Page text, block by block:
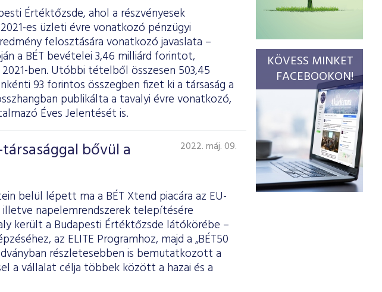
Értéktőzsde, ahol a részvényesek
es üzleti évre vonatkozó pénzügyi
felosztására vonatkozó javaslata –
a BÉT bevételei 3,46 milliárd forintot,
ben. Utóbbi tételből összesen 503,45
93 forintos összegben fizet ki a társaság a
publikálta a tavalyi évre vonatkozó,
Éves Jelentését is.
bővül a
2022. máj. 09.
belül lépett ma a BÉT Xtend piacára az EU-
napelemrendszerek telepítésére
került a Budapesti Értéktőzsde látókörébe –
az ELITE Programhoz, majd a „BÉT50
részletesebben is bemutatkozott a
a vállalat célja többek között a hazai és a
KÖVESS MINKET
FACEBOOKON!